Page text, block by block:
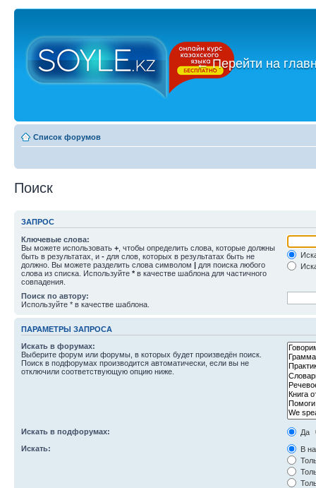
←Перейти на
Список форумов
Поиск
ЗАПРОС
Ключевые слова:
Вы можете использовать + , чтобы определить слова, которые должны
быть в результатах, и - для слов, которых в результатах быть не
должно. Вы можете разделить слова символом | для поиска любого
слова из списка. Используйте * в качестве шаблона для частичного
совпадения.
Поиск по автору:
Используйте * в качестве шаблона.
ПАРАМЕТРЫ ЗАПРОСА
Искать в форумах:
Выберите форум или форумы, в которых будет произведён поиск.
Поиск в подфорумах производится автоматически, если вы не
отключили соответствующую опцию ниже.
Искать в подфорумах:
Да
Искать:
В